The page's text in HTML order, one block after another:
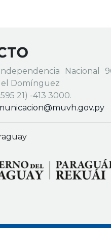
Nacional
Domínguez
21) -413 3000.